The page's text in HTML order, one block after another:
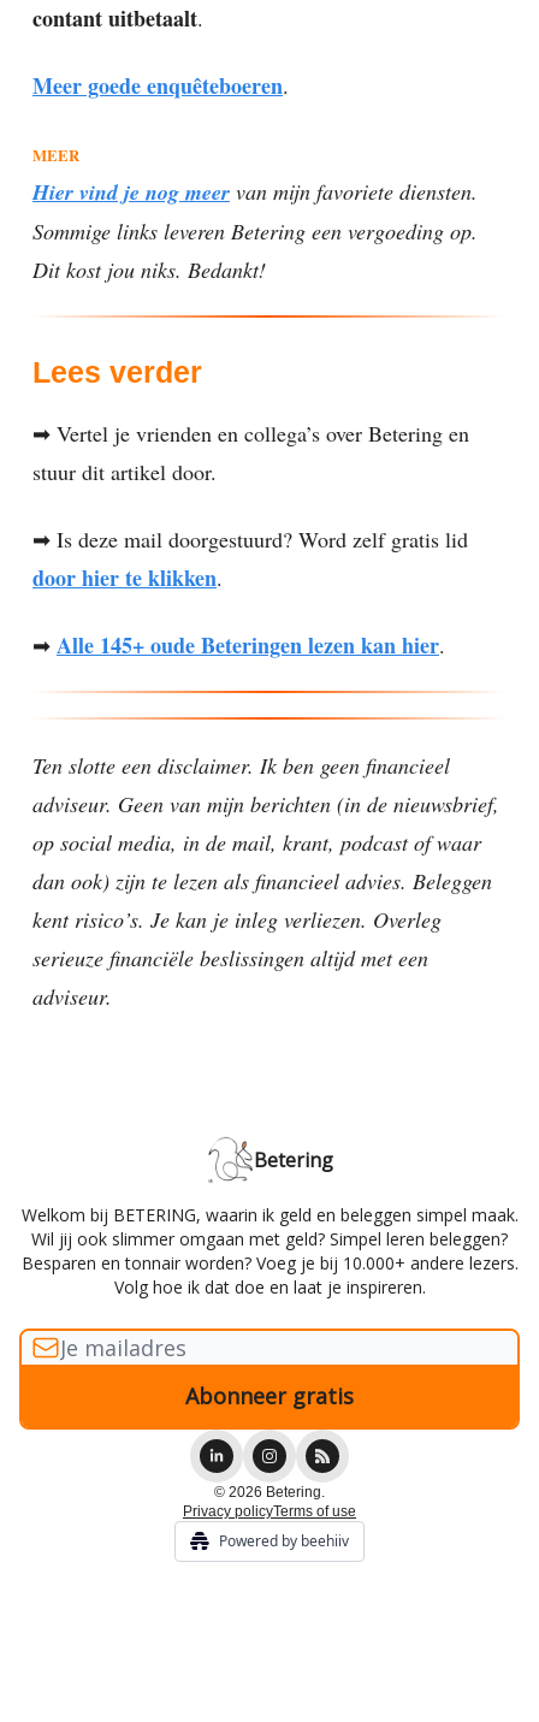
contant uitbetaalt.
Meer goede enquêteboeren.
MEER
Hier vind je nog meer van mijn favoriete diensten.
Sommige links leveren Betering een vergoeding op.
Dit kost jou niks. Bedankt!
Lees verder
➡ Vertel je vrienden en collega’s over Betering en
stuur dit artikel door.
➡ Is deze mail doorgestuurd? Word zelf gratis lid
door hier te klikken.
➡ Alle 145+ oude Beteringen lezen kan hier.
Ten slotte een disclaimer. Ik ben geen financieel
adviseur. Geen van mijn berichten (in de nieuwsbrief,
op social media, in de mail, krant, podcast of waar
dan ook) zijn te lezen als financieel advies. Beleggen
kent risico’s. Je kan je inleg verliezen. Overleg
serieuze financiële beslissingen altijd met een
adviseur.
Betering
Welkom bij BETERING, waarin ik geld en beleggen simpel maak.
Wil jij ook slimmer omgaan met geld? Simpel leren beleggen?
Besparen en tonnair worden? Voeg je bij 10.000+ andere lezers.
Volg hoe ik dat doe en laat je inspireren.
© 2026 Betering.
Privacy policyTerms of use
Powered by beehiiv